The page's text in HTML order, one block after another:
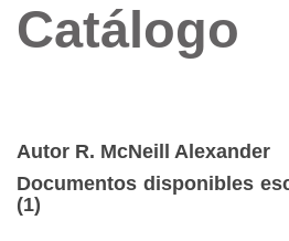
Catálogo
Autor R. McNeill Alexander
Documentos disponibles
(1)